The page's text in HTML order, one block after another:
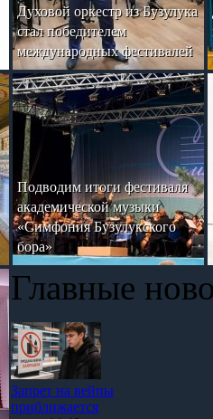
Духовой оркестр из Бузулука
стал победителем
международных фестивалей
Подводим итоги фестиваля
академической музыки
«Симфония Бузулукского
бора»
Главные
Запрет на вейпы
приближается